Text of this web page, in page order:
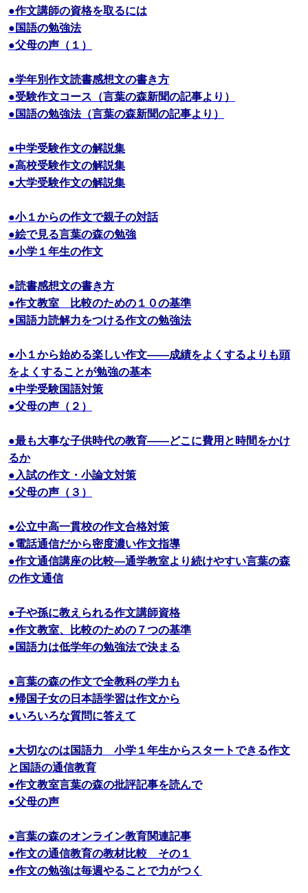
●作文講師の資格を取るには
●国語の勉強法
●父母の声（１）
●学年別作文読書感想文の書き方
●受験作文コース（言葉の森新聞の記事より）
●国語の勉強法（言葉の森新聞の記事より）
●中学受験作文の解説集
●高校受験作文の解説集
●大学受験作文の解説集
●小１からの作文で親子の対話
●絵で見る言葉の森の勉強
●小学１年生の作文
●読書感想文の書き方
●作文教室 比較のための１０の基準
●国語力読解力をつける作文の勉強法
●小１から始める楽しい作文――成績をよくするよりも頭
をよくすることが勉強の基本
●中学受験国語対策
●父母の声（２）
●最も大事な子供時代の教育――どこに費用と時間をかけ
るか
●入試の作文・小論文対策
●父母の声（３）
●公立中高一貫校の作文合格対策
●電話通信だから密度濃い作文指導
●作文通信講座の比較―通学教室より続けやすい言葉の森
の作文通信
●子や孫に教えられる作文講師資格
●作文教室、比較のための７つの基準
●国語力は低学年の勉強法で決まる
●言葉の森の作文で全教科の学力も
●帰国子女の日本語学習は作文から
●いろいろな質問に答えて
●大切なのは国語力 小学１年生からスタートできる作文
と国語の通信教育
●作文教室言葉の森の批評記事を読んで
●父母の声
●言葉の森のオンライン教育関連記事
●作文の通信教育の教材比較 その１
●作文の勉強は毎週やることで力がつく